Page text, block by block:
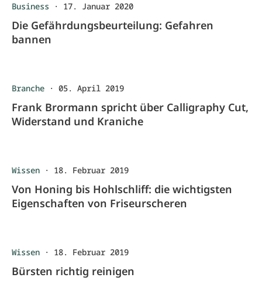
Business · 17. Januar 2020
Die Gefährdungsbeurteilung: Gefahren
bannen
Branche · 05. April 2019
Frank Brormann spricht über Calligraphy Cut,
Widerstand und Kraniche
Wissen · 18. Februar 2019
Von Honing bis Hohlschliff: die wichtigsten
Eigenschaften von Friseurscheren
Wissen · 18. Februar 2019
Bürsten richtig reinigen